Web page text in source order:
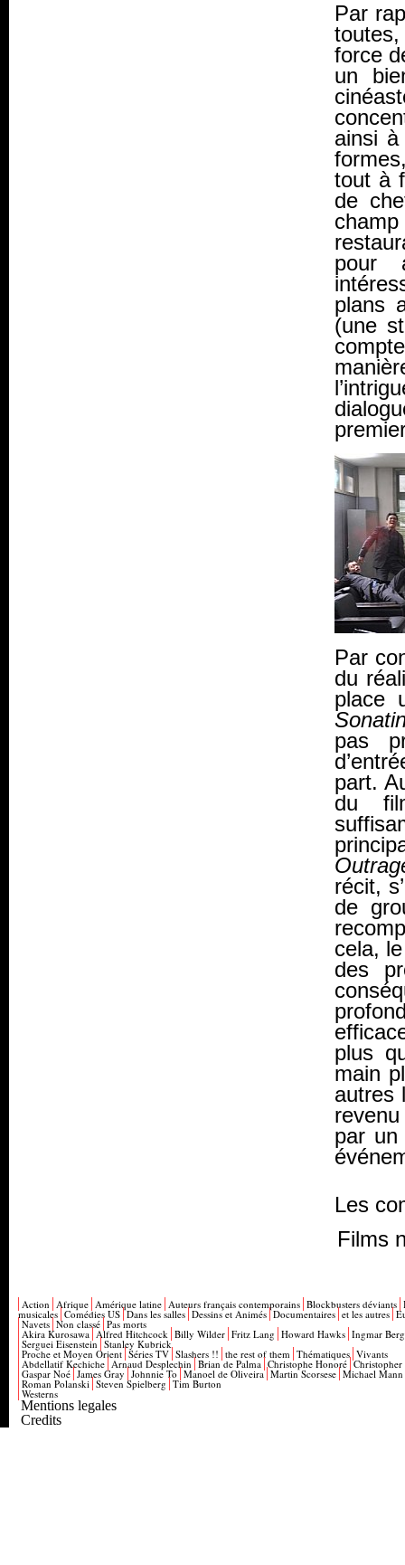
Par
force
un
ainsi
tout à
de
pour
plans
(une
Par
du
place
pas
part.
du
récit,
de
cela,
des
plus
main
autres
par
Les
Films
Action Afrique Amérique latine Auteurs français contemporains Blockbusters déviants
musicales Comédies US Dans les salles Dessins et Animés Documentaires et les autres
Navets Non classé Pas morts
Akira Kurosawa Alfred Hitchcock Billy Wilder Fritz Lang Howard Hawks Ingmar
Serguei Eisenstein Stanley Kubrick
Proche et Moyen Orient Séries TV Slashers !! the rest of them Thématiques Vivants
Abdellatif Kechiche Arnaud Desplechin Brian de Palma Christophe Honoré
Gaspar Noé James Gray Johnnie To Manoel de Oliveira Martin Scorsese Michael Mann
Roman Polanski Steven Spielberg Tim Burton
Westerns
Mentions legales
Credits